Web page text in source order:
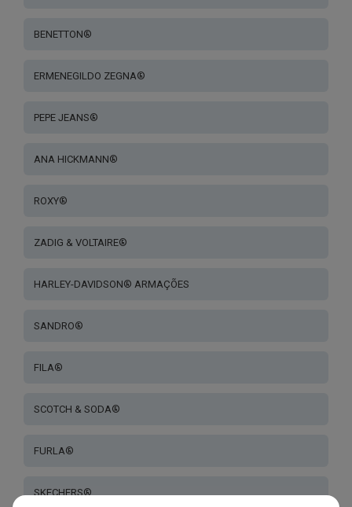
BENETTON®
ERMENEGILDO ZEGNA®
PEPE JEANS®
ANA HICKMANN®
ROXY®
ZADIG & VOLTAIRE®
HARLEY-DAVIDSON® ARMAÇÕES
SANDRO®
FILA®
SCOTCH & SODA®
FURLA®
SKECHERS®